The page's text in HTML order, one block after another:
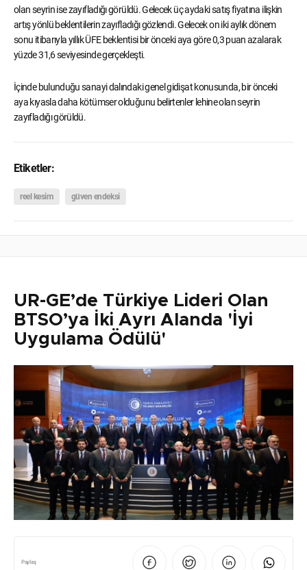
olan seyrin ise zayıfladığı görüldü. Gelecek üç aydaki satış fiyatına ilişkin
artış yönlü beklentilerin zayıfladığı gözlendi. Gelecek on iki aylık dönem
sonu itibarıyla yıllık ÜFE beklentisi bir önceki aya göre 0,3 puan azalarak
yüzde 31,6 seviyesinde gerçekleşti.
İçinde bulunduğu sanayi dalındaki genel gidişat konusunda, bir önceki
aya kıyasla daha kötümser olduğunu belirtenler lehine olan seyrin
zayıfladığı görüldü.
Etiketler:
reel kesim güven endeksi
UR-GE’de Türkiye Lideri Olan
BTSO’ya İki Ayrı Alanda 'İyi
Uygulama Ödülü'
Paylaş